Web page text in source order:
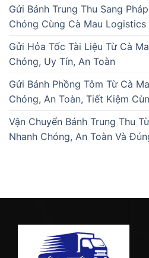
Gửi Bánh Trung Thu Sang
Chóng Cùng Cà Mau Logistics
Gửi Hỏa Tốc Tài Liệu Từ Cà
Chóng, Uy Tín, An Toàn
Gửi Bánh Phồng Tôm Từ Cà
Chóng, An Toàn, Tiết Kiệm
Vận Chuyển Bánh Trung Thu
Nhanh Chóng, An Toàn Và